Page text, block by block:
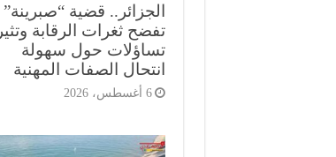
الجزائر.. قضية “صبرينة”
تفضح ثغرات الرقابة وتثير
تساؤلات حول سهولة
انتحال الصفات المهنية
6 أغسطس، 2026